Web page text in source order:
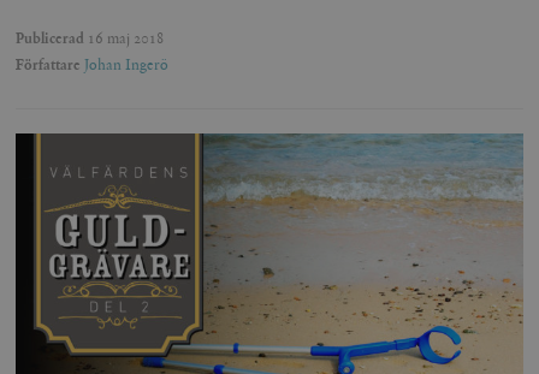
Publicerad 16 maj 2018
Författare Johan Ingerö